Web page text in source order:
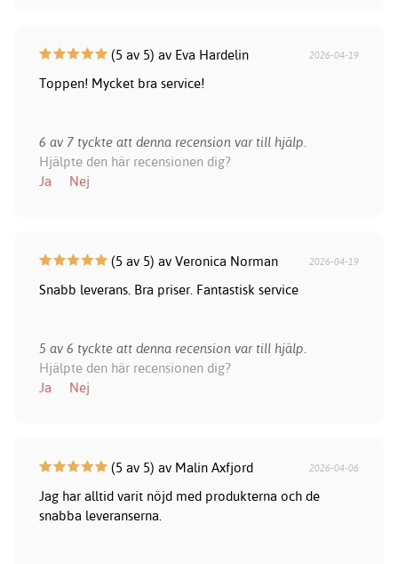
(5 av 5) av Eva Hardelin 2026-04-19
Toppen! Mycket bra service!
6 av 7 tyckte att denna recension var till hjälp.
Hjälpte den här recensionen dig?
Ja
Nej
(5 av 5) av Veronica Norman 2026-04-19
Snabb leverans. Bra priser. Fantastisk service
5 av 6 tyckte att denna recension var till hjälp.
Hjälpte den här recensionen dig?
Ja
Nej
(5 av 5) av Malin Axfjord 2026-04-06
Jag har alltid varit nöjd med produkterna och de
snabba leveranserna.